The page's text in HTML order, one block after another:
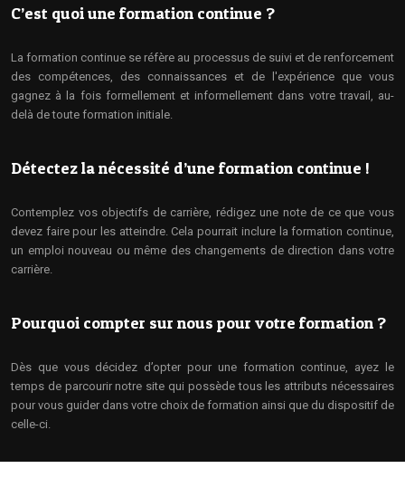
C’est quoi une formation continue ?
La formation continue se réfère au processus de suivi et de renforcement
des compétences, des connaissances et de l'expérience que vous
gagnez à la fois formellement et informellement dans votre travail, au-
delà de toute formation initiale.
Détectez la nécessité d’une formation continue !
Contemplez vos objectifs de carrière, rédigez une note de ce que vous
devez faire pour les atteindre. Cela pourrait inclure la formation continue,
un emploi nouveau ou même des changements de direction dans votre
carrière.
Pourquoi compter sur nous pour votre formation ?
Dès que vous décidez d’opter pour une formation continue, ayez le
temps de parcourir notre site qui possède tous les attributs nécessaires
pour vous guider dans votre choix de formation ainsi que du dispositif de
celle-ci.